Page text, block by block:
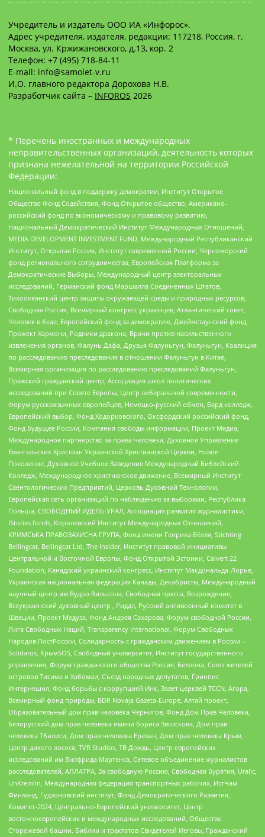
Учредитель и издатель ООО ИА «Инфорос».
Адрес учредителя, издателя, редакции: 117218, Россия, г.
Москва, ул. Кржижановского, д.13, кор. 2
Телефон: +7 (495) 718-84-11
E-mail: info@samolet-v.ru
И.О. главного редактора Дорохова Н.В.
Разработчик сайта – INFOROS 2026
* Перечень иностранных и международных
неправительственных организаций, деятельность которых
признана нежелательной на территории Российской
Федерации:
Национальный фонд в поддержку демократии, Институт Открытое
Общество Фонд Содействия, Фонд Открытое общество, Американо-
российский фонд по экономическому и правовому развитию,
Национальный Демократический Институт Международных Отношений,
MEDIA DEVELOPMENT INVESTMENT FUND, Международный Республиканский
Институт, Открытая Россия, Институт современной России, Черноморский
фонд регионального сотрудничества, Европейская Платформа за
Демократические Выборы, Международный центр электоральных
исследований, Германский фонд Маршалла Соединенных Штатов,
Тихоокеанский центр защиты окружающей среды и природных ресурсов,
Свободная Россия, Всемирный конгресс украинцев, Атлантический совет,
Человек в беде, Европейский фонд за демократию, Джеймстаунский фонд,
Прожект Хармони, Родники дракона, Врачи против насильственного
извлечения органов, Фалунь Дафа, Друзья Фалуньгун, Фалуньгун, Коалиция
по расследованию преследования в отношении Фалуньгун в Китае,
Всемирная организация по расследованию преследований Фалуньгун,
Пражский гражданский центр, Ассоциация школ политических
исследований при Совете Европы, Центр либеральной современности,
Форум русскоязычных европейцев, Немецко-русский обмен, Бард колледж,
Европейский выбор, Фонд Ходорковского, Оксфордский российский фонд,
Фонд Будущее России, Компания свободы информации, Проект Медиа,
Международное партнерство за права человека, Духовное Управление
Евангельских Христиан Украинской Христианской Церкви, Новое
Поколение, Духовное Учебное Заведение Международный Библейский
Колледж, Международное христианское движение, Всемирный Институт
Саентологических Предприятий, Церковь Духовной Технологии,
Европейская сеть организаций по наблюдению за выборами, Республика
Польша, СВОБОДНЫЙ ИДЕЛЬ-УРАЛ, Ассоциация развития журналистики,
IStories fonds, Королевский Институт Международных Отношений,
КРИМСЬКА ПРАВОЗАХИСНА ГРУПА, Фонд имени Генриха Бёлля, Stichting
Bellingcat, Bellingcat Ltd, The Insider, Институт правовой инициативы
Центральной и Восточной Европы, Фонд Открытой Эстонии, Calvert 22
Foundation, Канадский украинский конгресс, Институт Макдональда-Лорье,
Украинская национальная федерация Канады, Декабристы, Международный
научный центр им Вудро Вильсона, Свободная пресса, Возрождение,
Всеукраинский духовный центр , Риддл, Русский антивоенный комитет в
Швеции, Проект Медуза, Фонд Андрея Сахарова, Форум свободной России,
Лига Свободных Наций, Transparеncy International, Форум Свободных
Народов ПостРоссии, Солидарность с гражданским движением в России –
Solidarus, КрымSOS, Свободный университет, Институт государственного
управления, Форум гражданского общества Россия, Беллона, Союз жителей
островов Тисима и Хабомаи, Съезд народных депутатов, Гринпис
Интернешнл, Фонд борьбы с коррупцией Инк, Завет церквей TCCN, Агора,
Всемирный фонд природы, BDR Novaja Gazeta-Europe, Алтай проект,
Образовательный дом прав человека Чернигов, Фонд Дом Прав Человека,
Белорусский дом прав человека имени Бориса Звозскова, Дом прав
человека Тбилиси, Дом прав человека Ереван, Дом прав человека Крым,
Центр дикого лосося, TVR Studios, ТВ Дождь, Центр европейских
исследований им Вилфрида Мартенса, Сетевое объединение журналистов
расследователей, АЛЛАТРА, За свободную Россию, Свободная Бурятия, Uralic,
UnKremlin, Международная федерация транспортных рабочих, ИстЧам
Финланд, Гудзоновский институт, Фонд Демократического Развития,
Комитет-2024, Центрально-Европейский университет, Центр
восточноевропейских и международных исследований, Общество
Сторожевой башни, Библии и трактатов Свидетелей Иеговы, Гражданский